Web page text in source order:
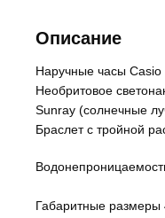
Описание
Наручные часы
Необритовое
Sunray (солнечные
Браслет с тройной
Габаритные